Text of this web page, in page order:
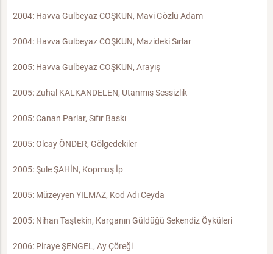
2004: Havva Gulbeyaz COŞKUN, Mavi Gözlü Adam
2004: Havva Gulbeyaz COŞKUN, Mazideki Sırlar
2005: Havva Gulbeyaz COŞKUN, Arayış
2005: Zuhal KALKANDELEN, Utanmış Sessizlik
2005: Canan Parlar, Sıfır Baskı
2005: Olcay ÖNDER, Gölgedekiler
2005: Şule ŞAHİN, Kopmuş İp
2005: Müzeyyen YILMAZ, Kod Adı Ceyda
2005: Nihan Taştekin, Karganın Güldüğü Sekendiz Öyküleri
2006: Piraye ŞENGEL, Ay Çöreği